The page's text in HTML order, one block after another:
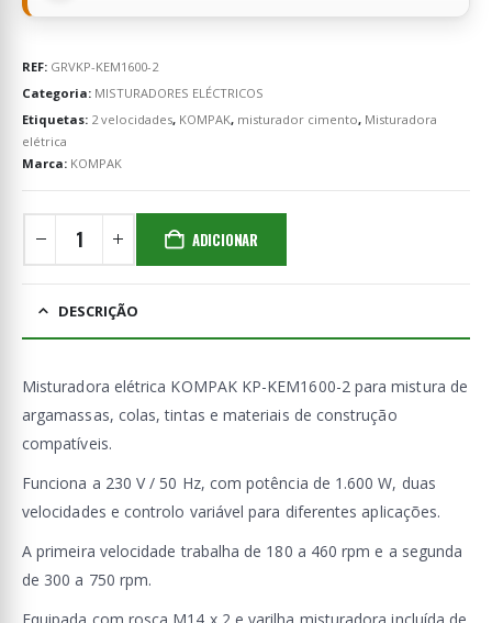
REF: GRVKP-KEM1600-2
Categoria: MISTURADORES ELÉCTRICOS
Etiquetas: 2 velocidades, KOMPAK, misturador cimento, Misturadora
elétrica
Marca: KOMPAK
ADICIONAR
DESCRIÇÃO
Misturadora elétrica KOMPAK KP-KEM1600-2 para mistura de
argamassas, colas, tintas e materiais de construção
compatíveis.
Funciona a 230 V / 50 Hz, com potência de 1.600 W, duas
velocidades e controlo variável para diferentes aplicações.
A primeira velocidade trabalha de 180 a 460 rpm e a segunda
de 300 a 750 rpm.